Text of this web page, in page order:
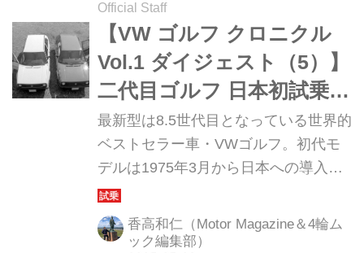
Official Staff
【VW ゴルフ クロニクル
Vol.1 ダイジェスト（5）】
二代目ゴルフ 日本初試乗
1984年5月号
最新型は8.5世代目となっている世界的
ベストセラー車・VWゴルフ。初代モ
デルは1975年3月から日本への導入が
開始され、今年で50周年を迎える。こ
こでは、その半世紀の足跡を辿った
「VW ゴルフ クロニクル vol.1」
香高和仁（Motor Magazine＆4輪ム
ック編集部）